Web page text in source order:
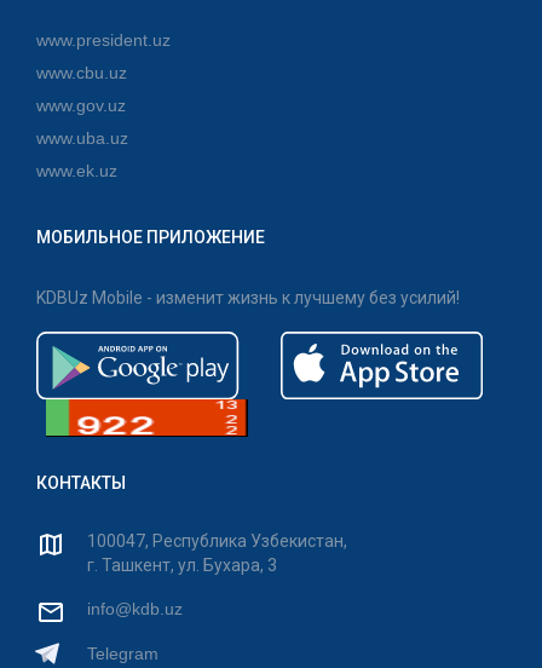
www.president.uz
www.cbu.uz
www.gov.uz
www.uba.uz
www.ek.uz
МОБИЛЬНОЕ ПРИЛОЖЕНИЕ
KDBUz Mobile - изменит жизнь к лучшему без усилий!
КОНТАКТЫ
100047, Республика Узбекистан,
г. Ташкент, ул. Бухара, 3
info@kdb.uz
Telegram